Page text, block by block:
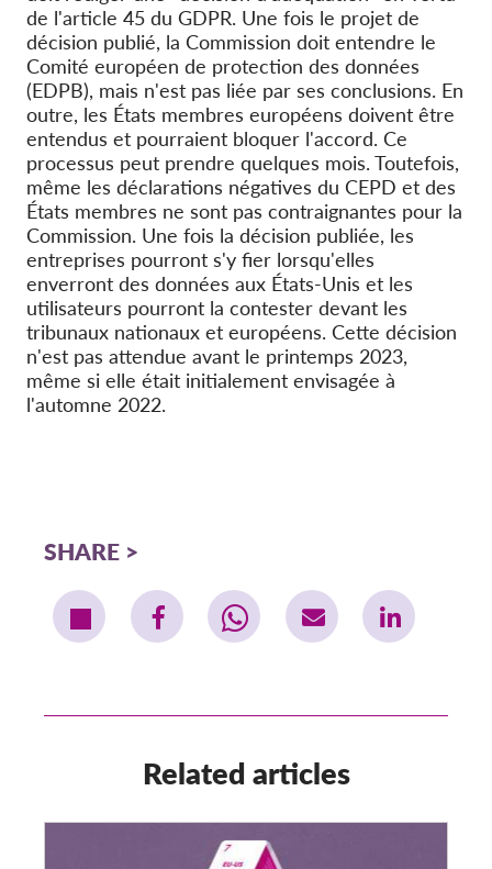
de l'article 45 du GDPR. Une fois le projet de
décision publié, la Commission doit entendre le
Comité européen de protection des données
(EDPB), mais n'est pas liée par ses conclusions. En
outre, les États membres européens doivent être
entendus et pourraient bloquer l'accord. Ce
processus peut prendre quelques mois. Toutefois,
même les déclarations négatives du CEPD et des
États membres ne sont pas contraignantes pour la
Commission. Une fois la décision publiée, les
entreprises pourront s'y fier lorsqu'elles
enverront des données aux États-Unis et les
utilisateurs pourront la contester devant les
tribunaux nationaux et européens. Cette décision
n'est pas attendue avant le printemps 2023,
même si elle était initialement envisagée à
l'automne 2022.
SHARE
Related articles